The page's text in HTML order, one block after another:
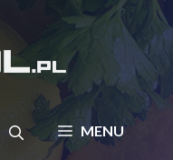
MENU